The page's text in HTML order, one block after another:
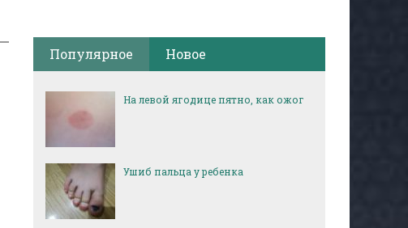
Популярное Новое
На левой ягодице пятно, как ожог
Ушиб пальца у ребенка